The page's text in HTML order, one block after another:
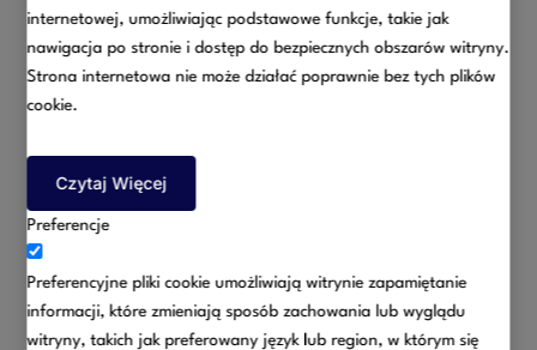
Więcej
wymagających nie tylko wiedzy merytorycznej, ale także
zrozumienia i indywidualnego podejścia.
internetowej, umożliwiając podstawowe funkcje, takie jak
nawigacja po stronie i dostęp do bezpiecznych obszarów witryny.
Strona internetowa nie może działać poprawnie bez tych plików
cookie.
Czytaj Więcej
Preferencje
Preferencyjne pliki cookie umożliwiają witrynie zapamiętanie
informacji, które zmieniają sposób zachowania lub wyglądu
witryny, takich jak preferowany język lub region, w którym się